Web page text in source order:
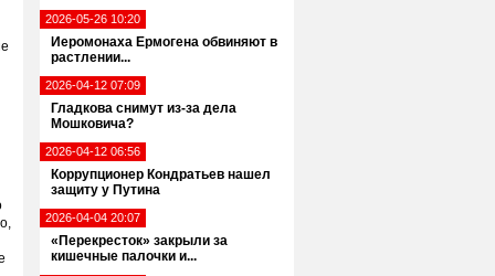
2026-05-26 10:20
Иеромонаха Ермогена обвиняют в
растлении...
2026-04-12 07:09
Гладкова снимут из-за дела
Мошковича?
2026-04-12 06:56
Коррупционер Кондратьев нашел
защиту у Путина
2026-04-04 20:07
«Перекресток» закрыли за
кишечные палочки и...